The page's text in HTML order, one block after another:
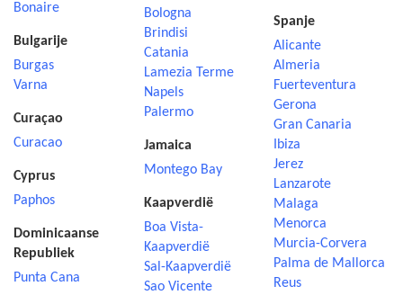
Bonaire
Bulgarije
Burgas
Varna
Curaçao
Curacao
Cyprus
Paphos
Dominicaanse
Republiek
Punta Cana
Bologna
Brindisi
Catania
Lamezia Terme
Napels
Palermo
Jamaica
Montego Bay
Kaapverdië
Boa Vista-
Kaapverdië
Sal-Kaapverdië
Sao Vicente
Spanje
Alicante
Almeria
Fuerteventura
Gerona
Gran Canaria
Ibiza
Jerez
Lanzarote
Malaga
Menorca
Murcia-Corvera
Palma de Mallorca
Reus